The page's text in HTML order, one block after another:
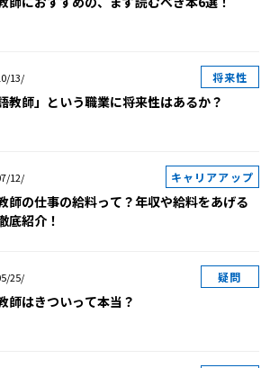
13/ 将来性
教師」という職業に将来性はあるか？
12/ キャリアアップ
師の仕事の給料って？年収や給料をあげる
底紹介！
25/ 疑問
師はきついって本当？